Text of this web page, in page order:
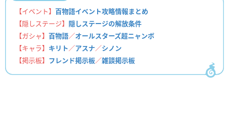
【イベント】 百物語イベント攻略情報まとめ
【隠しステージ】 隠しステージの解放条件
【ガシャ】 百物語／オールスターズ超ニャンボ
【キャラ】 キリト／アスナ／シノン
【掲示板】 フレンド掲示板／雑談掲示板